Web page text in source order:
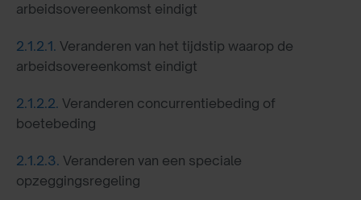
arbeidsovereenkomst eindigt
2.1.2.1. Veranderen van het tijdstip waarop de
arbeidsovereenkomst eindigt
2.1.2.2. Veranderen concurrentiebeding of
boetebeding
2.1.2.3. Veranderen van een speciale
opzeggingsregeling